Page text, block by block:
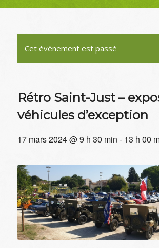
Cet évènement est passé
Rétro Saint-Just –
véhicules d’exception
17 mars 2024 @ 9 h 30 min - 13 h 00